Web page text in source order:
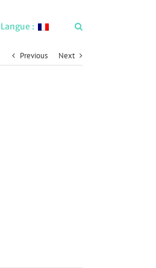
Langue :
Previous Next